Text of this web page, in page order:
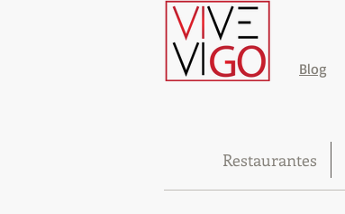
Blog
Restaurantes